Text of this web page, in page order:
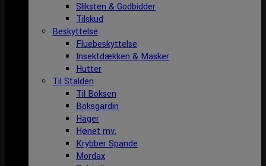
Sliksten & Godbidder
Tilskud
Beskyttelse
Fluebeskyttelse
Insektdækken & Masker
Hutter
Til Stalden
Til Boksen
Boksgardin
Hager
Hønet mv.
Krybber Spande
Mordax